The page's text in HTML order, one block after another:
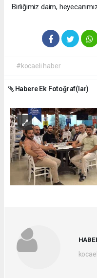
Birliğimiz daim,
#kocaeli haber
Habere Ek Fotoğraf(lar)